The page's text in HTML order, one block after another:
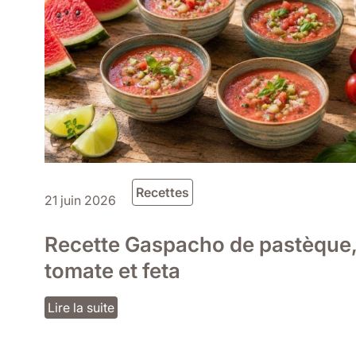
21 juin 2026 Recettes
Recette Gaspacho de
tomate et feta
Lire la suite